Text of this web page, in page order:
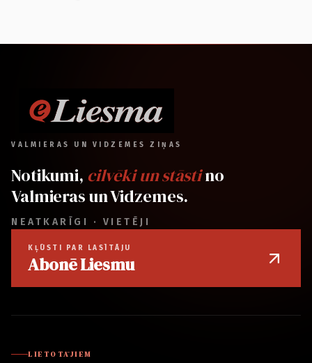
VALMIERAS UN VIDZEMES ZIŅAS
Notikumi, cilvēki un stāstino
Valmieras un Vidzemes.
NEATKARĪGI · VIETĒJI
KĻŪSTI PAR LASĪTĀJU
Abonē Liesmu
LIETOTĀJIEM